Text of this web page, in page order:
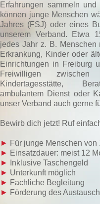
Erfahrungen sammeln
können junge Menschen
Jahres (FSJ) oder eines
unserem Verband. Etwa
jedes Jahr z. B.
Erkrankung, Kinder oder
Einrichtungen in Freiburg
Freiwilligen zwischen
Kindertagesstätte,
ambulantem Dienst oder
unser Verband auch gerne
Bewirb dich jetzt! Ruf
► Für junge Menschen von
► Einsatzdauer: meist 12
►
Inklusive Taschengeld
► Unterkunft möglich
► Fachliche Begleitung
► Förderung des